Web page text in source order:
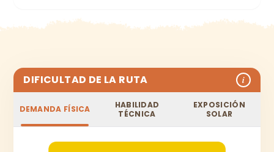
DIFICULTAD DE LA RUTA i
DEMANDA FÍSICA
HABILIDAD
TÉCNICA
EXPOSICIÓN
SOLAR